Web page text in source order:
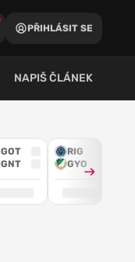
PŘIHLÁSIT SE
NAPIŠ ČLÁNEK
GOT
GNT
RIG
GYO